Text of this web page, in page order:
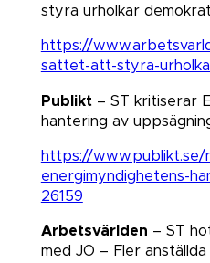
styra urholkar
https://
sattet-att-styra-
Publikt– ST kritiserar
hantering av
https://
energimyndighetens-
26159
Arbetsvärlden – ST
med JO – Fler